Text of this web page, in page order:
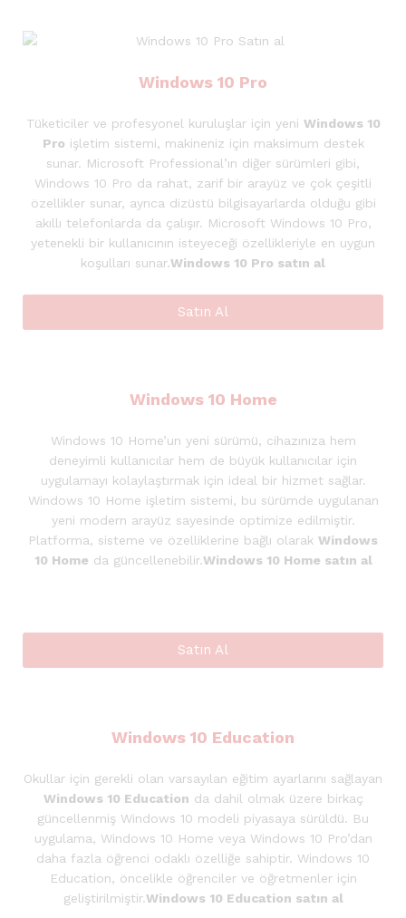
Windows 10 Pro
Tüketiciler ve profesyonel kuruluşlar için yeni Windows 10
Pro işletim sistemi, makineniz için maksimum destek
sunar. Microsoft Professional’ın diğer sürümleri gibi,
Windows 10 Pro da rahat, zarif bir arayüz ve çok çeşitli
özellikler sunar, ayrıca dizüstü bilgisayarlarda olduğu gibi
akıllı telefonlarda da çalışır. Microsoft Windows 10 Pro,
yetenekli bir kullanıcının isteyeceği özellikleriyle en uygun
koşulları sunar.Windows 10 Pro satın al
Satın Al
Windows 10 Home
Windows 10 Home’un yeni sürümü, cihazınıza hem
deneyimli kullanıcılar hem de büyük kullanıcılar için
uygulamayı kolaylaştırmak için ideal bir hizmet sağlar.
Windows 10 Home işletim sistemi, bu sürümde uygulanan
yeni modern arayüz sayesinde optimize edilmiştir.
Platforma, sisteme ve özelliklerine bağlı olarak Windows
10 Home da güncellenebilir.Windows 10 Home satın al
Satın Al
Windows 10 Education
Okullar için gerekli olan varsayılan eğitim ayarlarını sağlayan
Windows 10 Education da dahil olmak üzere birkaç
güncellenmiş Windows 10 modeli piyasaya sürüldü. Bu
uygulama, Windows 10 Home veya Windows 10 Pro’dan
daha fazla öğrenci odaklı özelliğe sahiptir. Windows 10
Education, öncelikle öğrenciler ve öğretmenler için
geliştirilmiştir.Windows 10 Education satın al